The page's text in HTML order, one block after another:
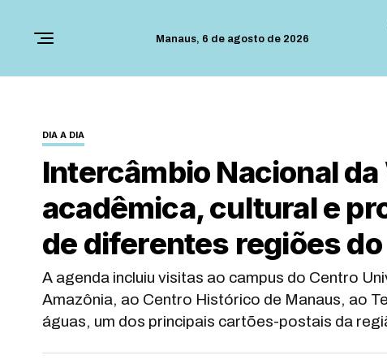
Manaus, 6 de agosto de 2026
DIA A DIA
Intercâmbio Nacional
acadêmica, cultural e
de diferentes regiões
A agenda incluiu visitas ao campus do Centro
Amazônia, ao Centro Histórico de Manaus, ao
águas, um dos principais cartões-postais da